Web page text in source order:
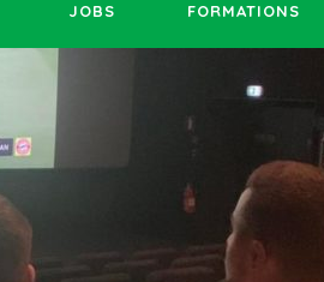
JOBS FORMATIONS